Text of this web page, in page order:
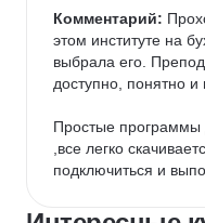
Комментарий:
этом институте на
выбрала его.
доступно, понятно
Простые программы
,все легко
подключиться и